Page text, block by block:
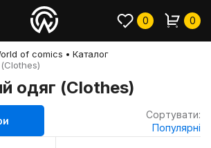
0 0
of comics
Каталог
одяг (Clothes)
Сортувати:
Популярні